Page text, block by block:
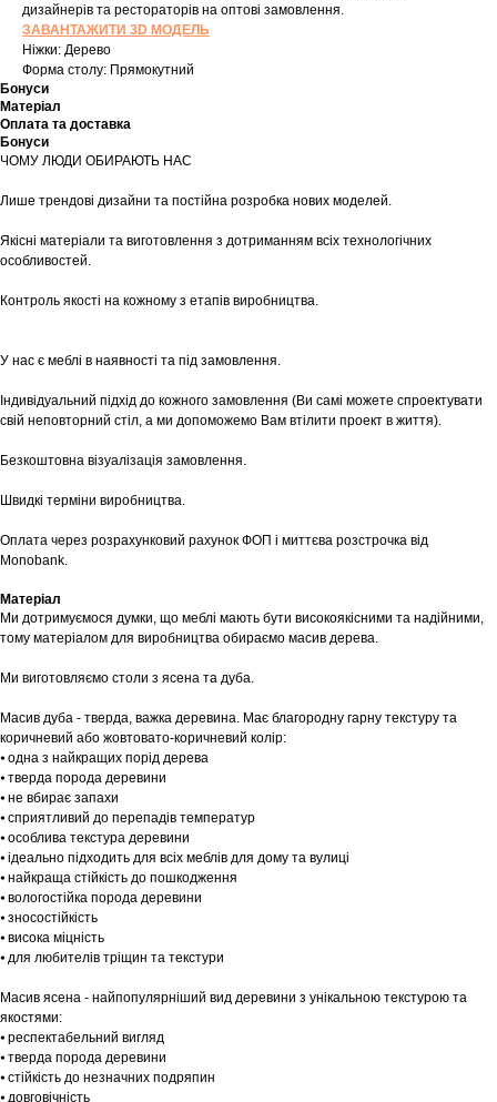
дизайнерів та рестораторів на оптові замовлення.
ЗАВАНТАЖИТИ 3D МОДЕЛЬ
Ніжки: Дерево
Форма столу: Прямокутний
Бонуси
Матеріал
Оплата та доставка
Бонуси
ЧОМУ ЛЮДИ ОБИРАЮТЬ НАС
Лише трендові дизайни та постійна розробка нових моделей.
Якісні матеріали та виготовлення з дотриманням всіх технологічних
особливостей.
Контроль якості на кожному з етапів виробництва.
У нас є меблі в наявності та під замовлення.
Індивідуальний підхід до кожного замовлення (Ви самі можете спроектувати
свій неповторний стіл, а ми допоможемо Вам втілити проект в життя).
Безкоштовна візуалізація замовлення.
Швидкі терміни виробництва.
Оплата через розрахунковий рахунок ФОП і миттєва розстрочка від
Monobank.
Матеріал
Ми дотримуємося думки, що меблі мають бути високоякісними та надійними,
тому матеріалом для виробництва обираємо масив дерева.
Ми виготовляємо столи з ясена та дуба.
Масив дуба - тверда, важка деревина. Має благородну гарну текстуру та
коричневий або жовтовато-коричневий колір:
⦁ одна з найкращих порід дерева
⦁ тверда порода деревини
⦁ не вбирає запахи
⦁ сприятливий до перепадів температур
⦁ особлива текстура деревини
⦁ ідеально підходить для всіх меблів для дому та вулиці
⦁ найкраща стійкість до пошкодження
⦁ вологостійка порода деревини
⦁ зносостійкість
⦁ висока міцність
⦁ для любителів тріщин та текстури
Масив ясена - найпопулярніший вид деревини з унікальною текстурою та
якостями:
⦁ респектабельний вигляд
⦁ тверда порода деревини
⦁ стійкість до незначних подряпин
⦁ довговічність